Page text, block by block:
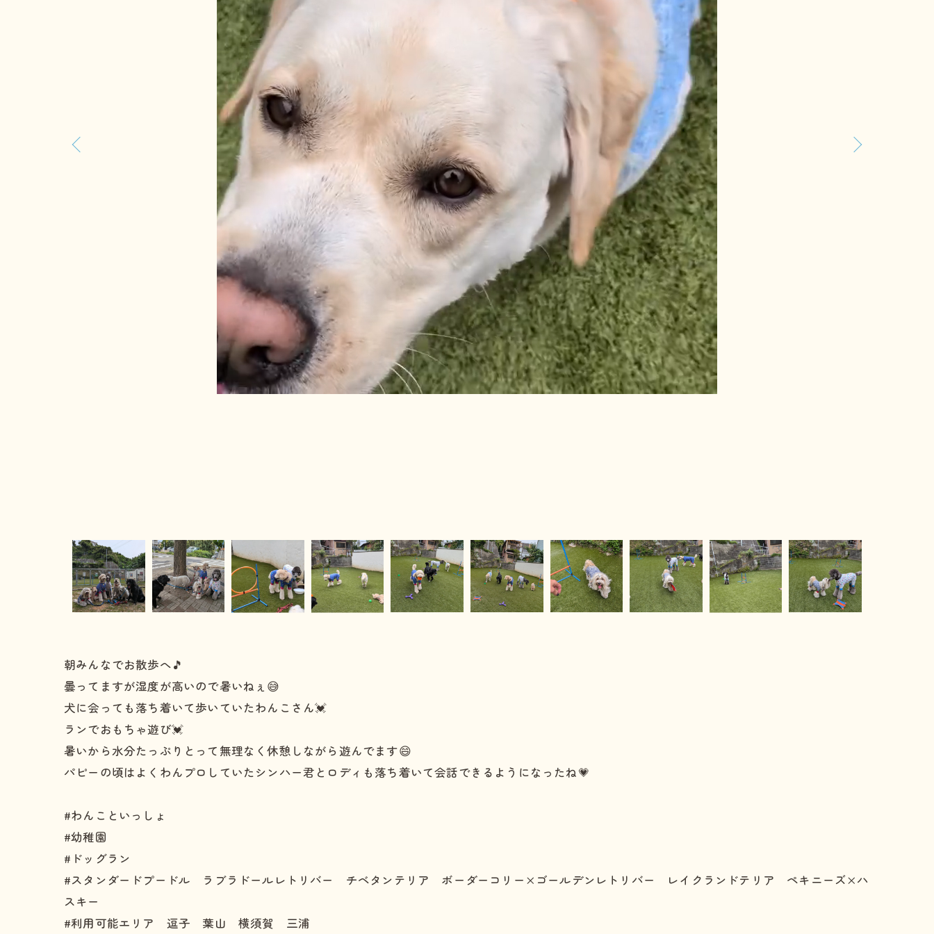
朝みんなでお散歩へ🎵
曇ってますが湿度が高いので暑いねぇ😅
犬に会っても落ち着いて歩いていたわんこさん💓
ランでおもちゃ遊び💓
暑いから水分たっぷりとって無理なく休憩しながら遊んでます😄
パピーの頃はよくわんプロしていたシンハー君とロディも落ち着いて会話できるようになったね💗
#わんこといっしょ
#幼稚園
#ドッグラン
#スタンダードプードル ラブラドールレトリバー チベタンテリア ボーダーコリー×ゴールデンレトリバー レイクランドテリア ペキニーズ×ハ
スキー
#利用可能エリア 逗子 葉山 横須賀 三浦